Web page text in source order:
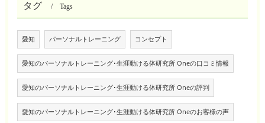
タグ Tags
愛知 パーソナルトレーニング コンセプト
愛知のパーソナルトレーニング･生涯動ける体研究所 Oneの口コミ情報
愛知のパーソナルトレーニング･生涯動ける体研究所 Oneの評判
愛知のパーソナルトレーニング･生涯動ける体研究所 Oneのお客様の声